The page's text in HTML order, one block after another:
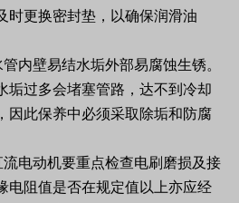
时更换密封垫，以确保润滑油
内壁易结水垢外部易腐蚀生锈。
垢过多会堵塞管路，达不到冷却
因此保养中必须采取除垢和防腐
电动机要重点检查电刷磨损及接
电阻值是否在规定值以上亦应经